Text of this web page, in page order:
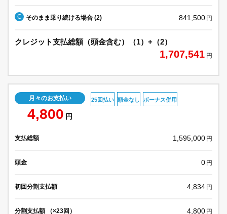
C そのまま乗り続ける場合 (2) 841,500 円
クレジット支払総額（頭金含む）（1）+（2）
1,707,541 円
月々のお支払い
4,800 円
25回払い 頭金なし ボーナス併用
支払総額 1,595,000 円
頭金 0 円
初回分割支払額 4,834 円
分割支払額 （×23回） 4,800 円